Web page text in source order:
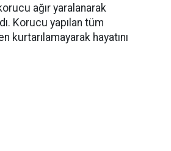
ağır yaralanarak
Korucu yapılan tüm
kurtarılamayarak hayatını